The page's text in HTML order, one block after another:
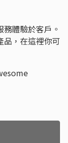
體驗於客戶。
品，在這裡你可